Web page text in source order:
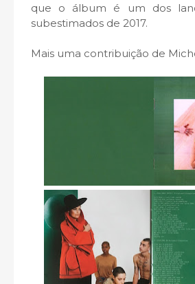
que o álbum é um dos
subestimados de 2017.
Mais uma contribuição de